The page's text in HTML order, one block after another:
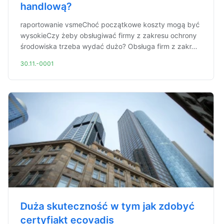
handlową?
raportowanie vsmeChoć początkowe koszty mogą być
wysokieCzy żeby obsługiwać firmy z zakresu ochrony
środowiska trzeba wydać dużo? Obsługa firm z zakr...
30.11.-0001
Duża skuteczność w tym jak zdobyć
certyfiakt ecovadis